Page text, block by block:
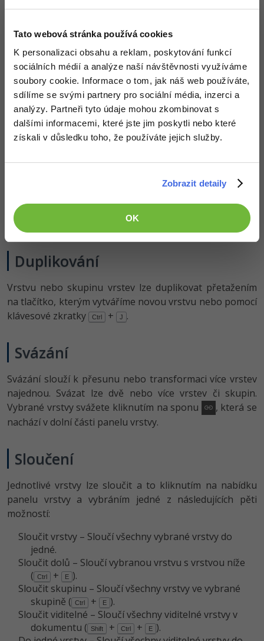
Tato webová stránka používá cookies
K personalizaci obsahu a reklam, poskytování funkcí
sociálních médií a analýze naší návštěvnosti využíváme
soubory cookie. Informace o tom, jak náš web používáte,
sdílíme se svými partnery pro sociální média, inzerci a
analýzy. Partneři tyto údaje mohou zkombinovat s
dalšími informacemi, které jste jim poskytli nebo které
získali v důsledku toho, že používáte jejich služby.
Zobrazit detaily
OK
abychom si je třeba omylem nepomalovali nebo jinak
Šachovnice – Znemožní změnu průhlednosti.
Štětec – Znemožní na vrstvu malovat, aplikovat
filtry a podobně.
Přesun – Znemožní posun vybrané vrstvy.
Návrhová plocha – Znemožní vnoření do a mimo
návrhovou plochu.
Zámek – Zamkne vše.
Kopírování a vložení
pomocí klávesové zkratky
Ctrl
+
Duplikování
Vrstvu nebo skupinu vrstev lze duplikovat přetažením
na tlačítko, kterým vytváříme novou vrstvu nebo pomocí
klávesové zkratky
Ctrl + J .
Svázání
Svázání slouží k přesunu nebo transformaci více vrstev
najednou. Svázat lze dvě nebo více vrstev či skupin.
Vybrané vrstvy svážete kliknutím na sponu
, která se
nachází v dolní části panelu vrstvy.
Sloučení
Jednotlivé vrstvy lze sloučit a to kliknutím na nabídku
panelu vrstvy a vybráním jedné z následujících pěti
možností:
Sloučit vrstvy – Sloučí všechny vybrané vrstvy do
jedné.
Sloučit dolů – Sloučí vybranou vrstvu s vrstvou níže
( Ctrl + E ).
Sloučit skupinu – Sloučí všechny vrstvy ve vybrané
skupině ( Ctrl + E ).
Sloučit viditelné – Sloučí všechny viditelné vrstvy v
dokumentu (
Shift + Ctrl + E ).